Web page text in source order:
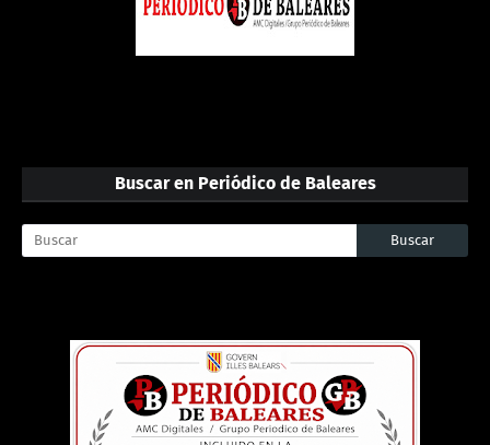
Buscar en Periódico de Baleares